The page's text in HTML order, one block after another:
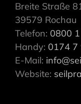
Breite Straße
39579 Rochau
Telefon: 0800
Handy: 0174 7
E-Mail:
Website: